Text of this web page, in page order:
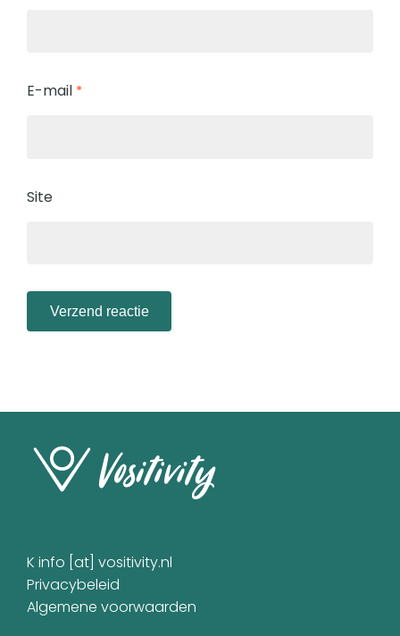
E-mail *
Site
K info [at] vositivity.nl
Privacybeleid
Algemene voorwaarden